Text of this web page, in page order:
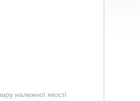
належної якості